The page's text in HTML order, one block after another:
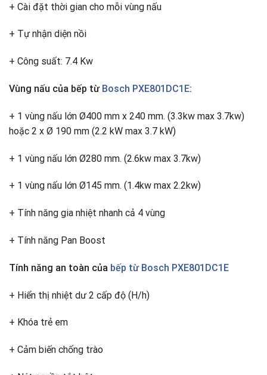
+ Cài đặt thời gian cho mỗi vùng nấu
+ Tự nhận diện nồi
+ Công suất: 7.4 Kw
Vùng nấu của bếp từ Bosch PXE801DC1E:
+ 1 vùng nấu lớn Ø400 mm x 240 mm. (3.3kw max 3.7kw)
hoặc 2 x Ø 190 mm (2.2 kW max 3.7 kW)
+ 1 vùng nấu lớn Ø280 mm. (2.6kw max 3.7kw)
+ 1 vùng nấu lớn Ø145 mm. (1.4kw max 2.2kw)
+ Tính năng gia nhiệt nhanh cả 4 vùng
+ Tính năng Pan Boost
Tính năng an toàn của bếp từ Bosch PXE801DC1E
+ Hiển thị nhiệt dư 2 cấp độ (H/h)
+ Khóa trẻ em
+ Cảm biến chống trào